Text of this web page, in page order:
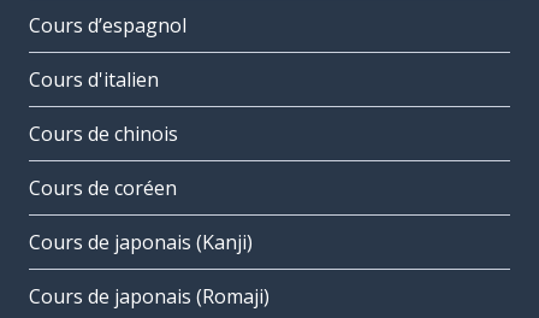
Cours d’espagnol
Cours d'italien
Cours de chinois
Cours de coréen
Cours de japonais (Kanji)
Cours de japonais (Romaji)